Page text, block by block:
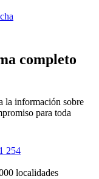
completo
la información sobre
para toda
254
localidades